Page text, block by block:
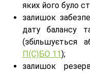
яких його було
залишок
дату балансу
(збільшується
П(С)БО 11);
залишок